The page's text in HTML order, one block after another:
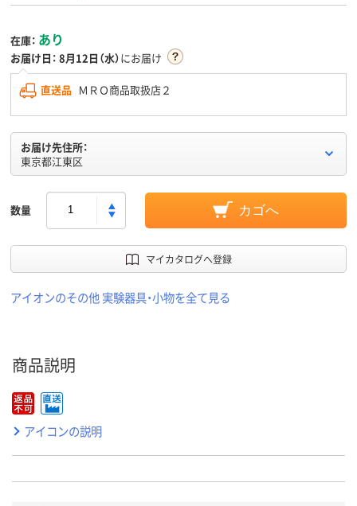
在庫： あり
お届け日： 8月12日（水）にお届け
直送品 ＭＲＯ商品取扱店２
お届け先住所：
東京都江東区
数量 カゴへ
マイカタログへ登録
アイオンのその他 実験器具・小物を全て見る
商品説明
アイコンの説明